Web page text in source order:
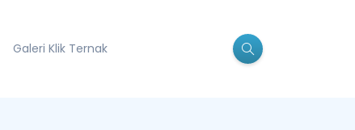
Galeri Klik Ternak